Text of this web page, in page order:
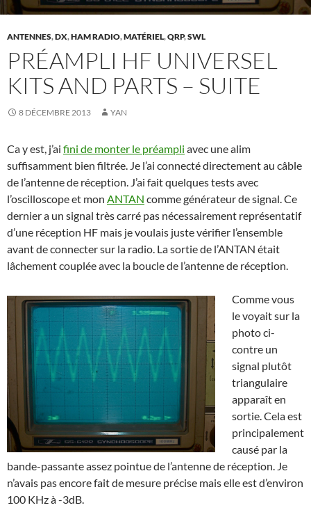
ANTENNES,DX,HAM RADIO,MATÉRIEL,QRP,SWL
PRÉAMPLI HF UNIVERSEL
KITS AND PARTS – SUITE
8 DÉCEMBRE 2013 YAN
Ca y est, j’ai fini de monter le préampli avec une alim
suffisamment bien filtrée. Je l’ai connecté directement au câble
de l’antenne de réception. J’ai fait quelques tests avec
l’oscilloscope et mon ANTAN comme générateur de signal. Ce
dernier a un signal très carré pas nécessairement représentatif
d’une réception HF mais je voulais juste vérifier l’ensemble
avant de connecter sur la radio. La sortie de l’ANTAN était
lâchement couplée avec la boucle de l’antenne de réception.
Comme vous
le voyait sur la
photo ci-
contre un
signal plutôt
triangulaire
apparaît en
sortie. Cela est
principalement
causé par la
bande-passante assez pointue de l’antenne de réception. Je
n’avais pas encore fait de mesure précise mais elle est d’environ
100 KHz à -3dB.